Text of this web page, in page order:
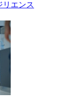
リエンス